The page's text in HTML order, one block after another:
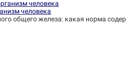
человека
общего железа: какая норма